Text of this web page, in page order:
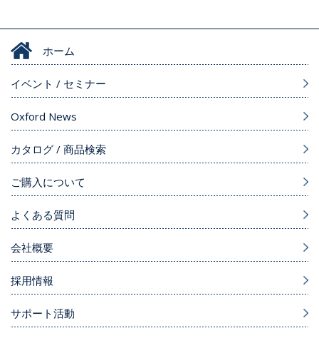
ホーム
イベント / セミナー
Oxford News
カタログ / 商品検索
ご購入について
よくある質問
会社概要
採用情報
サポート活動